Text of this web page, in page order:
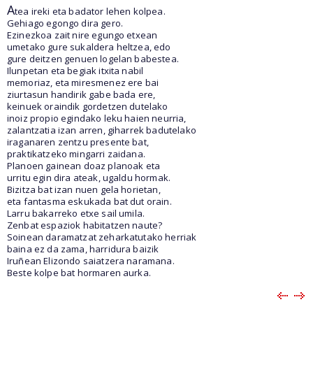
Atea ireki eta badator lehen kolpea.
Gehiago egongo dira gero.
Ezinezkoa zait nire egungo etxean
umetako gure sukaldera heltzea, edo
gure deitzen genuen logelan babestea.
Ilunpetan eta begiak itxita nabil
memoriaz, eta miresmenez ere bai
ziurtasun handirik gabe bada ere,
keinuek oraindik gordetzen dutelako
inoiz propio egindako leku haien neurria,
zalantzatia izan arren, giharrek badutelako
iraganaren zentzu presente bat,
praktikatzeko mingarri zaidana.
Planoen gainean doaz planoak eta
urritu egin dira ateak, ugaldu hormak.
Bizitza bat izan nuen gela horietan,
eta fantasma eskukada bat dut orain.
Larru bakarreko etxe sail umila.
Zenbat espaziok habitatzen naute?
Soinean daramatzat zeharkatutako herriak
baina ez da zama, harridura baizik
Iruñean Elizondo saiatzera naramana.
Beste kolpe bat hormaren aurka.